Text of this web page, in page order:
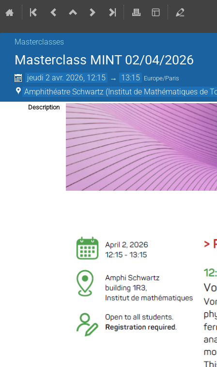
Masterclasses
Masterclass MINT 02/04/2026
jeudi 2 avr. 2026, 12:15 → 13:15 Europe/Paris
Amphithéatre Schwartz (Institut de Mathématiques de
Description